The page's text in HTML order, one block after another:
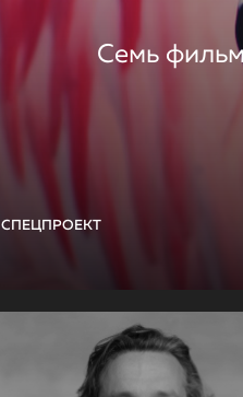
СПЕЦПРОЕКТ
Семь